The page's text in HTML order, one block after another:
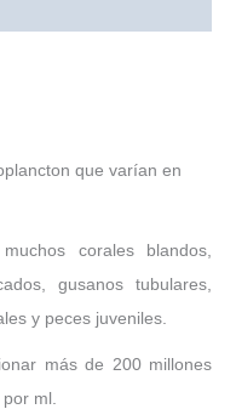
que varían en
corales blandos,
gusanos tubulares,
y peces juveniles.
más de 200 millones
ml.